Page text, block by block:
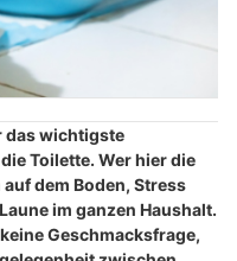
das wichtigste
Toilette. Wer hier die
dem Boden, Stress
im ganzen Haushalt.
Geschmacksfrage,